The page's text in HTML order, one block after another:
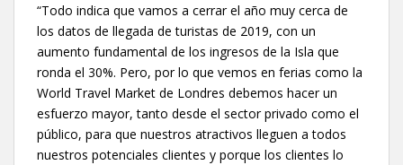
“Todo indica que vamos a cerrar el año muy cerca de
los datos de llegada de turistas de 2019, con un
aumento fundamental de los ingresos de la Isla que
ronda el 30%. Pero, por lo que vemos en ferias como la
World Travel Market de Londres debemos hacer un
esfuerzo mayor, tanto desde el sector privado como el
público, para que nuestros atractivos lleguen a todos
nuestros potenciales clientes y porque los clientes lo